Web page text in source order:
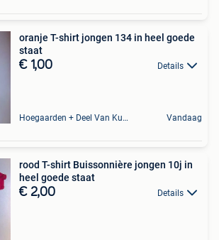
oranje T-shirt jongen 134 in heel goede
staat
€ 1,00 Details
Hoegaarden + Deel Van Kumtich + Deel Van Tienen Vandaag
rood T-shirt Buissonnière jongen 10j in
heel goede staat
€ 2,00 Details